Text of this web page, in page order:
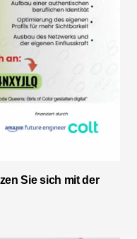
Sie sich mit der